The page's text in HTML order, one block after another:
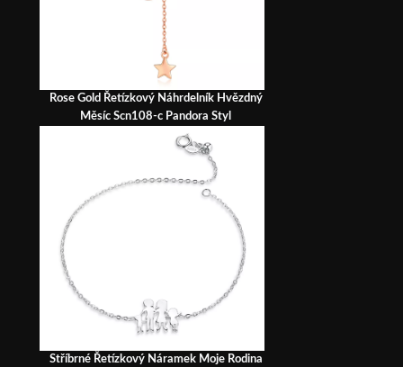
Rose Gold Řetízkový Náhrdelník Hvězdný
Měsíc Scn108-c Pandora Styl
Stříbrné Řetízkový Náramek Moje Rodina